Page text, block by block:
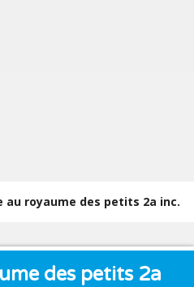
au royaume des petits 2a inc.
des petits 2a